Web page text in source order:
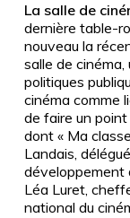
La salle dec
dernière table-
nouveau la
salle de
politiques
cinéma comme
de faire un point
dont « Ma
Landais,
développement
Léa Luret,
national du